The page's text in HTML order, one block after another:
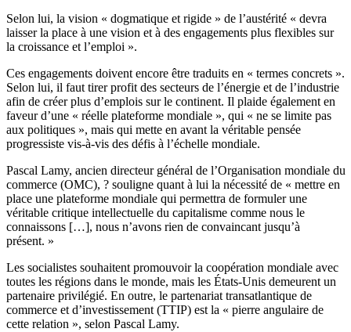
Selon lui, la vision « dogmatique et rigide » de l’austérité « devra
laisser la place à une vision et à des engagements plus flexibles sur
la croissance et l’emploi ».
Ces engagements doivent encore être traduits en « termes concrets ».
Selon lui, il faut tirer profit des secteurs de l’énergie et de l’industrie
afin de créer plus d’emplois sur le continent. Il plaide également en
faveur d’une « réelle plateforme mondiale », qui « ne se limite pas
aux politiques », mais qui mette en avant la véritable pensée
progressiste vis-à-vis des défis à l’échelle mondiale.
Pascal Lamy, ancien directeur général de l’Organisation mondiale du
commerce (OMC), ? souligne quant à lui la nécessité de « mettre en
place une plateforme mondiale qui permettra de formuler une
véritable critique intellectuelle du capitalisme comme nous le
connaissons […], nous n’avons rien de convaincant jusqu’à
présent. »
Les socialistes souhaitent promouvoir la coopération mondiale avec
toutes les régions dans le monde, mais les États-Unis demeurent un
partenaire privilégié. En outre, le partenariat transatlantique de
commerce et d’investissement (TTIP) est la « pierre angulaire de
cette relation », selon Pascal Lamy.